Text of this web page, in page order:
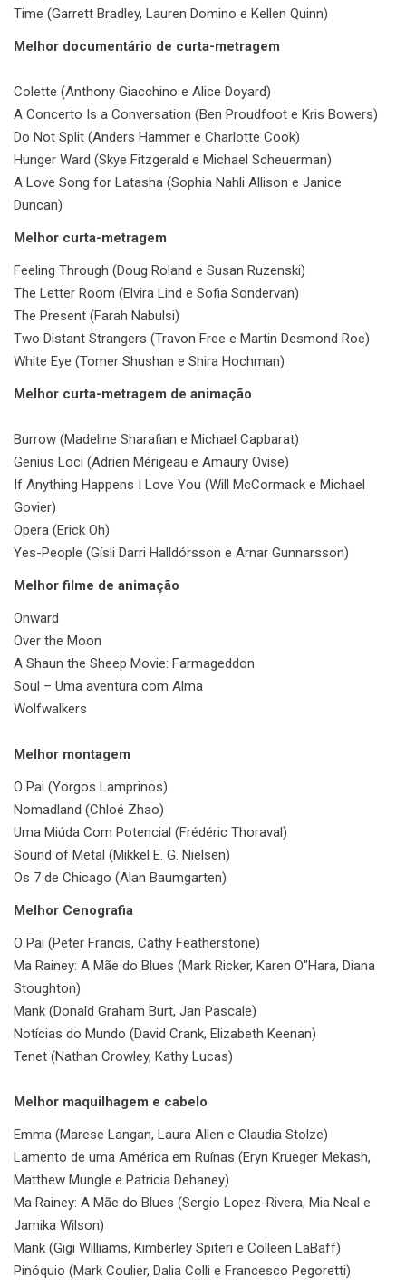
Time (Garrett Bradley, Lauren Domino e Kellen Quinn)
Melhor documentário de curta-metragem
Colette (Anthony Giacchino e Alice Doyard)
A Concerto Is a Conversation (Ben Proudfoot e Kris Bowers)
Do Not Split (Anders Hammer e Charlotte Cook)
Hunger Ward (Skye Fitzgerald e Michael Scheuerman)
A Love Song for Latasha (Sophia Nahli Allison e Janice
Duncan)
Melhor curta-metragem
Feeling Through (Doug Roland e Susan Ruzenski)
The Letter Room (Elvira Lind e Sofia Sondervan)
The Present (Farah Nabulsi)
Two Distant Strangers (Travon Free e Martin Desmond Roe)
White Eye (Tomer Shushan e Shira Hochman)
Melhor curta-metragem de animação
Burrow (Madeline Sharafian e Michael Capbarat)
Genius Loci (Adrien Mérigeau e Amaury Ovise)
If Anything Happens I Love You (Will McCormack e Michael
Govier)
Opera (Erick Oh)
Yes-People (Gísli Darri Halldórsson e Arnar Gunnarsson)
Melhor filme de animação
Onward
Over the Moon
A Shaun the Sheep Movie: Farmageddon
Soul – Uma aventura com Alma
Wolfwalkers
Melhor montagem
O Pai (Yorgos Lamprinos)
Nomadland (Chloé Zhao)
Uma Miúda Com Potencial (Frédéric Thoraval)
Sound of Metal (Mikkel E. G. Nielsen)
Os 7 de Chicago (Alan Baumgarten)
Melhor Cenografia
O Pai (Peter Francis, Cathy Featherstone)
Ma Rainey: A Mãe do Blues (Mark Ricker, Karen O"Hara, Diana
Stoughton)
Mank (Donald Graham Burt, Jan Pascale)
Notícias do Mundo (David Crank, Elizabeth Keenan)
Tenet (Nathan Crowley, Kathy Lucas)
Melhor maquilhagem e cabelo
Emma (Marese Langan, Laura Allen e Claudia Stolze)
Lamento de uma América em Ruínas (Eryn Krueger Mekash,
Matthew Mungle e Patricia Dehaney)
Ma Rainey: A Mãe do Blues (Sergio Lopez-Rivera, Mia Neal e
Jamika Wilson)
Mank (Gigi Williams, Kimberley Spiteri e Colleen LaBaff)
Pinóquio (Mark Coulier, Dalia Colli e Francesco Pegoretti)